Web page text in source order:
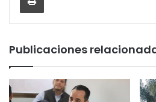
Publicaciones